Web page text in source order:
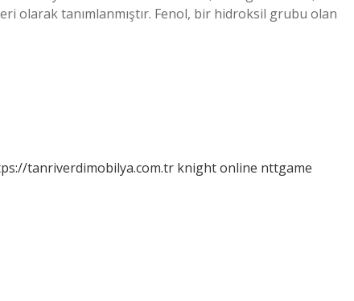
tanımlanmıştır. Fenol, bir hidroksil grubu olan
tanriverdimobilya.com.tr knight online nttgame